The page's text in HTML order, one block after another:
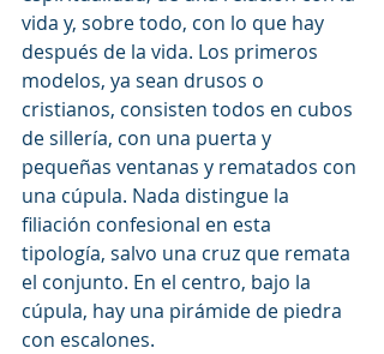
vida y, sobre todo, con lo que hay
después de la vida. Los primeros
modelos, ya sean drusos o
cristianos, consisten todos en cubos
de sillería, con una puerta y
pequeñas ventanas y rematados con
una cúpula. Nada distingue la
filiación confesional en esta
tipología, salvo una cruz que remata
el conjunto. En el centro, bajo la
cúpula, hay una pirámide de piedra
con escalones.